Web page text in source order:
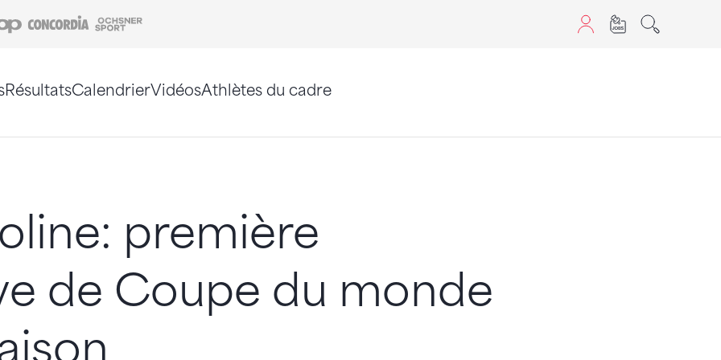
Coop Concordia
RésultatsCalendrierVidéosAthlètes du cadre
première
de Coupe du monde